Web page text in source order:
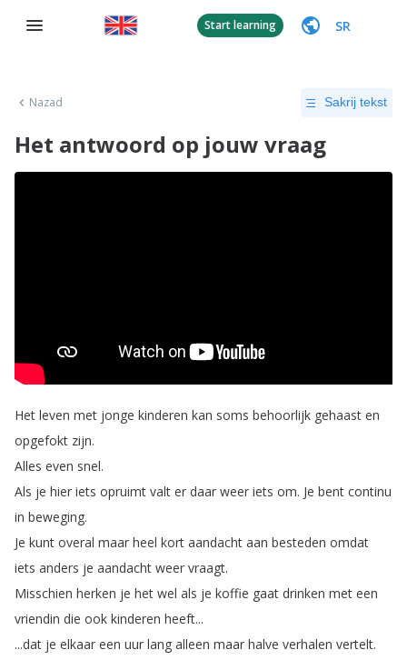
Start learning SR
Nazad Sakrij tekst
Het antwoord op jouw vraag
Het leven met jonge kinderen kan soms behoorlijk gehaast en
opgefokt zijn.
Alles even snel.
Als je hier iets opruimt valt er daar weer iets om. Je bent continu
in beweging.
Je kunt overal maar heel kort aandacht aan besteden omdat
iets anders je aandacht weer vraagt.
Misschien herken je het wel als je koffie gaat drinken met een
vriendin die ook kinderen heeft...
...dat je elkaar een uur lang alleen maar halve verhalen vertelt.